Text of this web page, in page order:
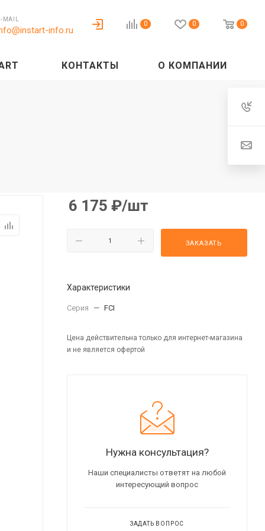
MAIL
info.ru
0 0 0
КОНТАКТЫ О КОМПАНИИ
6 175 ₽/шт
ЗАКАЗАТЬ
Характеристики
Серия — FCI
Цена действительна только для интернет-магазина
и не является офертой
Нужна консультация?
Наши специалисты ответят на любой
интересующий вопрос
ЗАДАТЬ ВОПРОС